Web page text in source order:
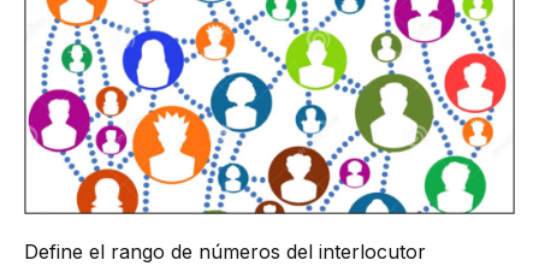
Define el rango de números del interlocutor